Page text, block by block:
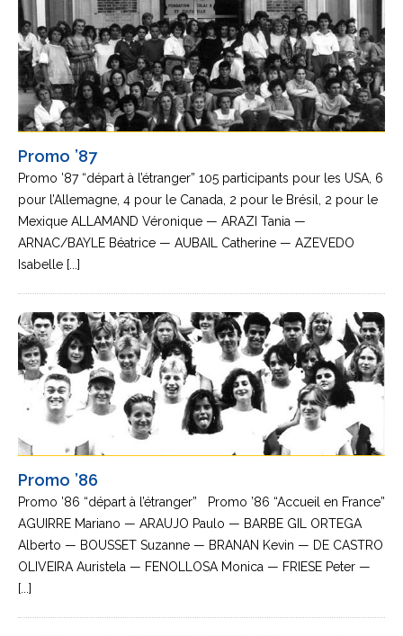
Promo ’87
Promo ’87 “départ à l’étranger” 105 participants pour les USA, 6
pour l’Allemagne, 4 pour le Canada, 2 pour le Brésil, 2 pour le
Mexique ALLAMAND Véronique — ARAZI Tania —
ARNAC/BAYLE Béatrice — AUBAIL Catherine — AZEVEDO
Isabelle [...]
Promo ’86
Promo ’86 “départ à l’étranger” Promo ’86 “Accueil en France”
AGUIRRE Mariano — ARAUJO Paulo — BARBE GIL ORTEGA
Alberto — BOUSSET Suzanne — BRANAN Kevin — DE CASTRO
OLIVEIRA Auristela — FENOLLOSA Monica — FRIESE Peter —
[...]